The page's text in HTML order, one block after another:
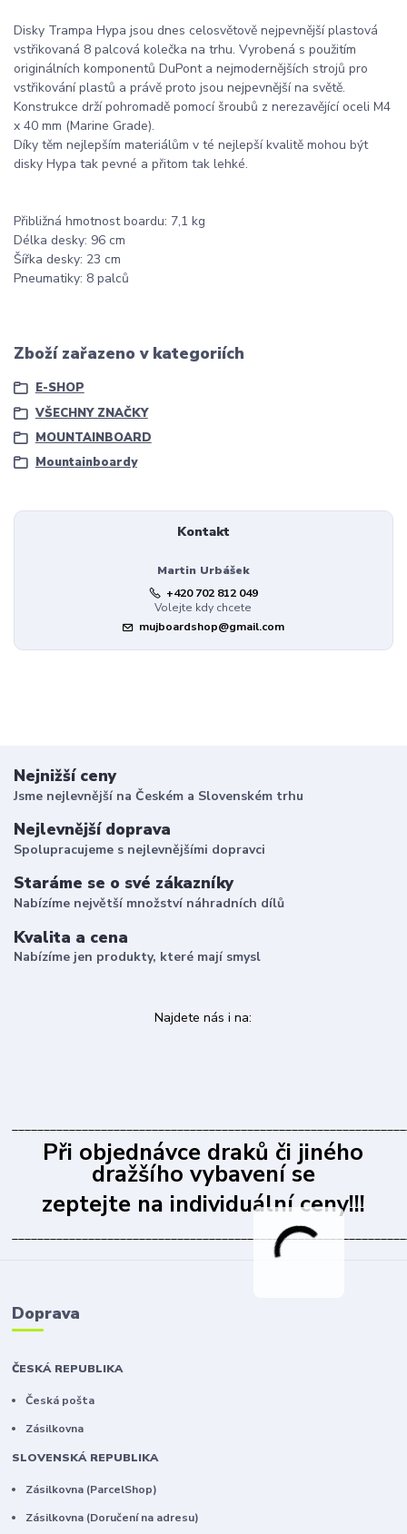
Disky Trampa Hypa jsou dnes celosvětově nejpevnější plastová
vstřikovaná 8 palcová kolečka na trhu. Vyrobená s použitím
originálních komponentů DuPont a nejmodernějších strojů pro
vstřikování plastů a právě proto jsou nejpevnější na světě.
Konstrukce drží pohromadě pomocí šroubů z nerezavějící oceli M4
x 40 mm (Marine Grade).
Díky těm nejlepším materiálům v té nejlepší kvalitě mohou být
disky Hypa tak pevné a přitom tak lehké.
Přibližná hmotnost boardu: 7,1 kg
Délka desky: 96 cm
Šířka desky: 23 cm
Pneumatiky: 8 palců
Zboží zařazeno v kategoriích
E-SHOP
VŠECHNY ZNAČKY
MOUNTAINBOARD
Mountainboardy
Kontakt
Martin Urbášek
+420 702 812 049
Volejte kdy chcete
mujboardshop@gmail.com
Nejnižší ceny
Jsme nejlevnější na Českém a Slovenském trhu
Nejlevnější doprava
Spolupracujeme s nejlevnějšími dopravci
Staráme se o své zákazníky
Nabízíme největší množství náhradních dílů
Kvalita a cena
Nabízíme jen produkty, které mají smysl
Najdete nás i na:
Při objednávce draků či jiného
dražšího vybavení se
zeptejte na individuální ceny!!!
Doprava
ČESKÁ REPUBLIKA
Česká pošta
Zásilkovna
SLOVENSKÁ REPUBLIKA
Zásilkovna (ParcelShop)
Zásilkovna (Doručení na adresu)